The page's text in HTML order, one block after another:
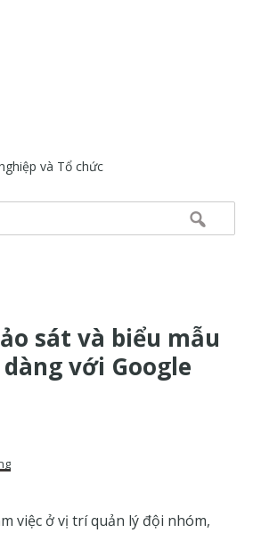
và Tổ chức
sát và biểu mẫu
với Google
việc ở vị trí quản lý đội nhóm,